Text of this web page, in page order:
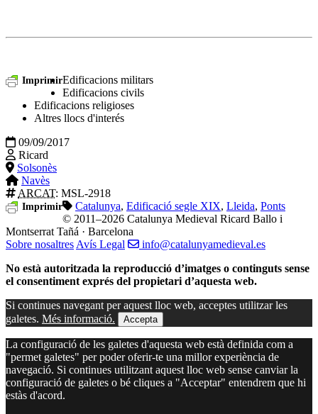
ImprimirEdificacions militars
Edificacions civils
Edificacions religioses
Altres llocs d'interés
09/09/2017
Ricard
Solsonès
Navès
ARCAT: MSL-2918
Imprimir Catalunya, Edificació segle XIX, Lleida, Ponts
© 2011–2026 Catalunya Medieval Ricard Ballo i
Montserrat Tañá · Barcelona
Sobre nosaltres Avís Legal
info@catalunyamedieval.es
No està autoritzada la reproducció d’imatges o continguts sense
el consentiment exprés del propietari d’aquesta web.
Si continues navegant per aquest lloc web, acceptes utilitzar les
galetes. Més informació. Accepta
La configuració de les galetes d'aquesta web està definida com a
"permet galetes" per poder oferir-te una millor experiència de
navegació. Si continues utilitzant aquest lloc web sense canviar la
configuració de galetes o bé cliques a "Acceptar" entendrem que hi
estàs d'acord.